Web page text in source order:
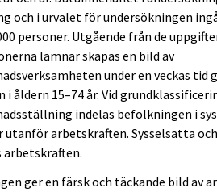
och i urvalet för undersökningen
personer. Utgående från de
lämnar skapas en bild av
under en veckas tid
åldern 15–74 år. Vid
indelas befolkningen i
utanför arbetskraften. Sysselsatta
ger en färsk och täckande bild av